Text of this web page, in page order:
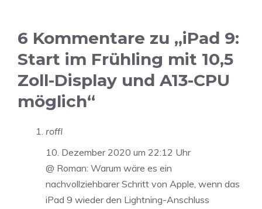
6 Kommentare zu „iPad 9:
Start im Frühling mit 10,5
Zoll-Display und A13-CPU
möglich“
roffl
10. Dezember 2020 um 22:12 Uhr
@ Roman: Warum wäre es ein
nachvollziehbarer Schritt von Apple, wenn das
iPad 9 wieder den Lightning-Anschluss